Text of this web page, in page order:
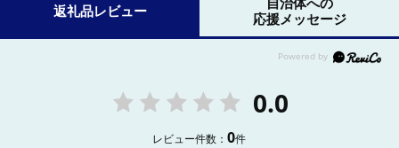
返礼品レビュー
応援メッセージ
0.0
レビュー件数：0件